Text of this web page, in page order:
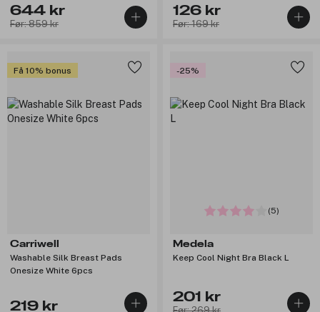
644 kr
Før: 859 kr
126 kr
Før: 169 kr
Få 10% bonus
Carriwell
Washable Silk Breast Pads
Onesize White 6pcs
219 kr
-25%
(5)
Medela
Keep Cool Night Bra Black L
201 kr